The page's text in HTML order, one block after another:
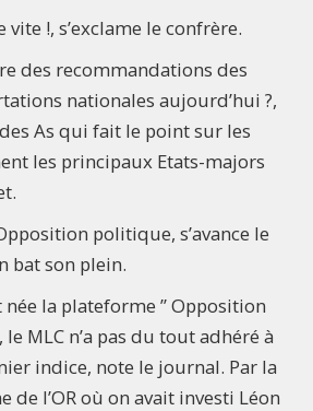
vite !, s’exclame le confrère.
des recommandations des
nationales aujourd’hui ?,
As qui fait le point sur les
les principaux Etats-majors
politique, s’avance le
bat son plein.
née la plateforme ” Opposition
le MLC n’a pas du tout adhéré à
indice, note le journal. Par la
de l’OR où on avait investi Léon